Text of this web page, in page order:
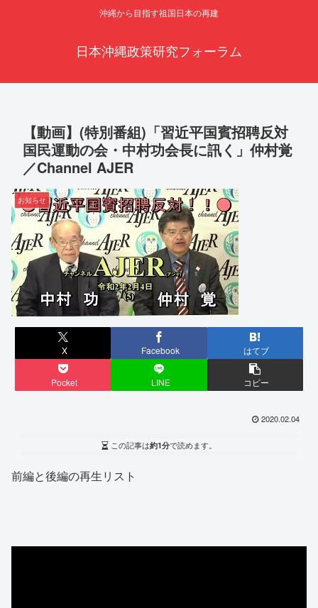
沖縄から目指す祖国日本の再建
日本沖縄政策研究フォーラム
【動画】(特別番組)「習近平国賓招聘反対
国民運動の会・中村功会長に訊く」仲村覚
／Channel AJER
お知らせ
X Facebook はてブ
Pocket LINE コピー
2020.02.04
この記事は約1分で読めます。
前編と後編の再生リスト